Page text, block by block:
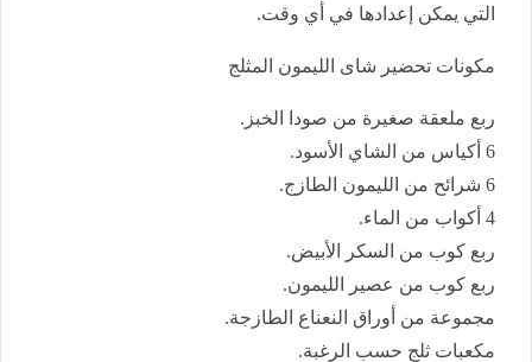
التي يمكن إعدادها في أي وقت.
مكونات تحضير شاى الليمون المثلج
ربع ملعقة صغيرة من صودا الخبز.
6 أكياس من الشاي الأسود.
6 شرائح من الليمون الطازج.
4 أكواب من الماء.
ربع كوب من السكر الأبيض.
ربع كوب من عصير الليمون.
مجموعة من أوراق النعناع الطازجة.
مكعبات ثلج حسب الرغبة.